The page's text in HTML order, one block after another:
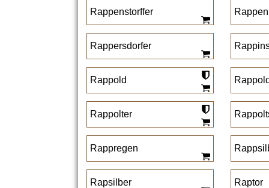
Rappenstorffer
Rappersdorfer
Rappold
Rappolter
Rappregen
Rapsilber Raptor